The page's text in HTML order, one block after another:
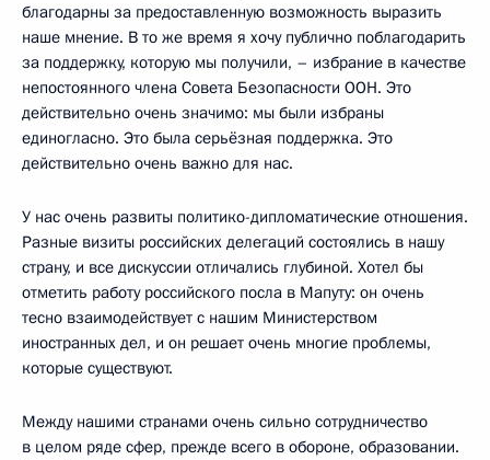
благодарны за предоставленную возможность выразить
наше мнение. В то же время я хочу публично поблагодарить
за поддержку, которую мы получили, – избрание в качестве
непостоянного члена Совета Безопасности ООН. Это
действительно очень значимо: мы были избраны
единогласно. Это была серьёзная поддержка. Это
действительно очень важно для нас.
У нас очень развиты политико-дипломатические отношения.
Разные визиты российских делегаций состоялись в нашу
страну, и все дискуссии отличались глубиной. Хотел бы
отметить работу российского посла в Мапуту: он очень
тесно взаимодействует с нашим Министерством
иностранных дел, и он решает очень многие проблемы,
которые существуют.
Между нашими странами очень сильно сотрудничество
в целом ряде сфер, прежде всего в обороне, образовании.